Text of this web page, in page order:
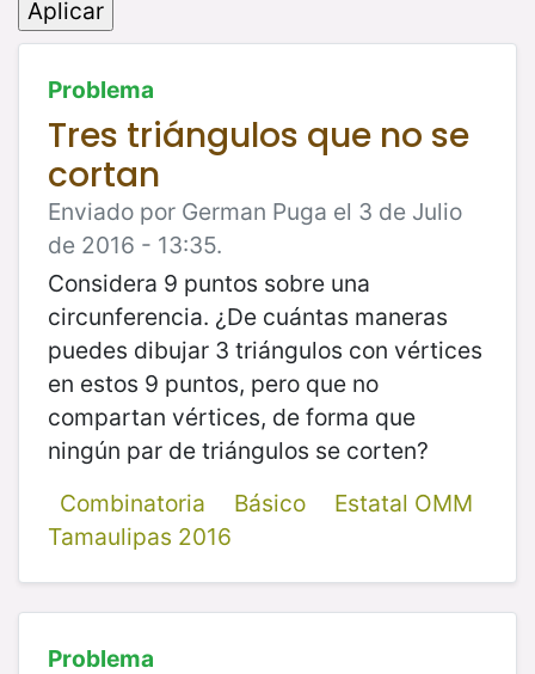
Problema
Tres triángulos que no se
cortan
Enviado por German Puga el 3 de Julio
de 2016 - 13:35.
Considera 9 puntos sobre una
circunferencia. ¿De cuántas maneras
puedes dibujar 3 triángulos con vértices
en estos 9 puntos, pero que no
compartan vértices, de forma que
ningún par de triángulos se corten?
Combinatoria
Básico
Estatal OMM
Tamaulipas 2016
Problema